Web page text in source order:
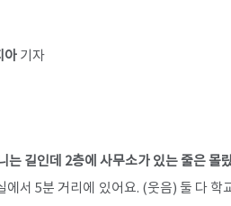
아기자​​
길인데 2층에 사무소가 있는 줄은 몰
서 5분 거리에 있어요. (웃음) 둘 다